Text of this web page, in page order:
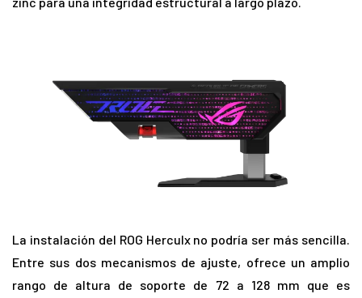
La instalación del ROG Herculx no podría ser más sencilla.
Entre sus dos mecanismos de ajuste, ofrece un amplio
rango de altura de soporte de 72 a 128 mm que es